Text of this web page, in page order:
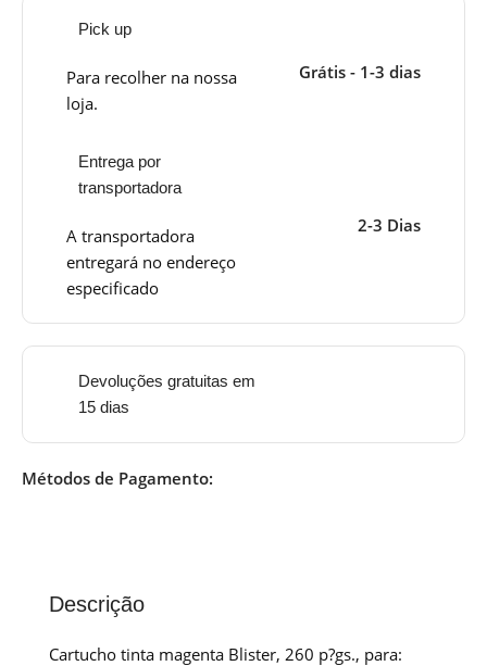
Pick up
Para recolher na nossa
loja.
Grátis - 1-3 dias
Entrega por
transportadora
A transportadora
entregará no endereço
especificado
2-3 Dias
Devoluções gratuitas em
15 dias
Métodos de Pagamento:
Descrição
Cartucho tinta magenta Blister, 260 p?gs., para: